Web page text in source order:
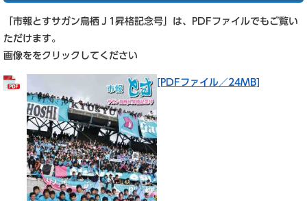
「市報とすサガン鳥栖Ｊ1昇格記念号」は、PDFファイルでもご覧い
ただけます。
画像ををクリックしてください
[PDFファイル／24MB]